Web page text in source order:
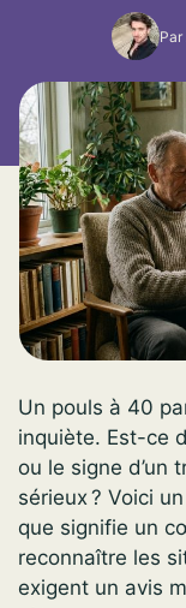
Un pouls à 40
inquiète. Est-ce
ou le signe d’un
sérieux ? Voici
que signifie un
reconnaître les
exigent un avis